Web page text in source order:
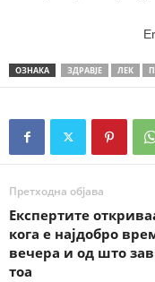
ОЗНАКА ЗДРАВЈЕ ЛЕК
Претходна објава
Експертите
кога е најдобро
вечера и од што
тоа